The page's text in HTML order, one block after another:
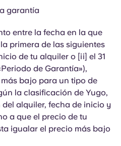
(US)
garantía
entre la fecha en la que
primera de las siguientes
de tu alquiler o [ii] el 31
de Garantía»),
bajo para un tipo de
la clasificación de Yugo,
alquiler, fecha de inicio y
a que el precio de tu
igualar el precio más bajo